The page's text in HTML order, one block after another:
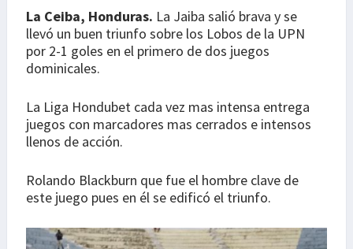
La Ceiba, Honduras. La Jaiba salió brava y se
llevó un buen triunfo sobre los Lobos de la UPN
por 2-1 goles en el primero de dos juegos
dominicales.
La Liga Hondubet cada vez mas intensa entrega
juegos con marcadores mas cerrados e intensos
llenos de acción.
Rolando Blackburn que fue el hombre clave de
este juego pues en él se edificó el triunfo.